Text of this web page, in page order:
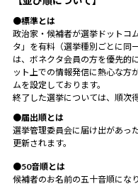
●標準とは
政治家・候補者が選挙ドットコ
タ」を有料（選挙種別ごとに同
は、ボネクタ会員の方を優先的
ット上での情報発信に熱心な方
ムを設定しております。
終了した選挙については、順次
●届出順とは
選挙管理委員会に届け出があっ
更新されます。
●50音順とは
候補者のお名前の五十音順にな